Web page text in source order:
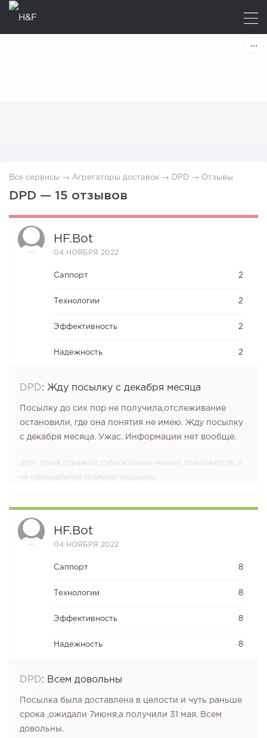
Все сервисы → Агрегаторы доставок → DPD → Отзывы
DPD — 15 отзывов
HF.bot
04 НОЯБРЯ 2022
Саппорт 2
Технологии 2
Эффективность 2
Надежность 2
DPD: Жду посылку с декабря месяца
Посылку до сих пор не получила,отслеживание
остановили, где она понятия не имею. Жду посылку
с декабря месяца. Ужас. Информации нет вообще.
Этот отзыв отражает субъективное мнение пользователя, а
не официальную позицию редакции.
HF.bot
04 НОЯБРЯ 2022
Саппорт 8
Технологии 8
Эффективность 8
Надежность 8
DPD: Всем довольны
Посылка была доставлена в целости и чуть раньше
срока ,ожидали 7июня,а получили 31 мая. Всем
довольны.